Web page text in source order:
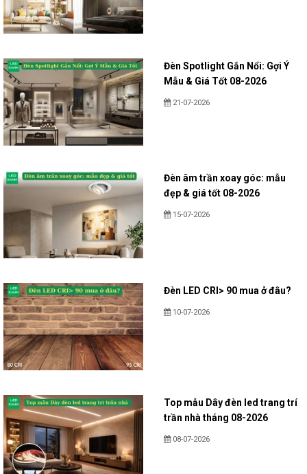
Đèn Spotlight Gắn Nổi: Gợi Ý
Mẫu & Giá Tốt 08-2026
21-07-2026
Đèn âm trần xoay góc: mẫu
đẹp & giá tốt 08-2026
15-07-2026
Đèn LED CRI> 90 mua ở đâu?
10-07-2026
Top mẫu Dây đèn led trang trí
trần nhà tháng 08-2026
08-07-2026